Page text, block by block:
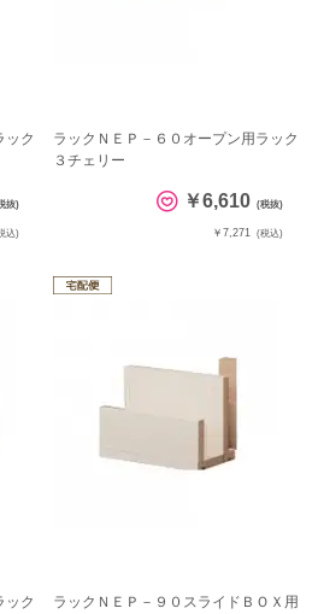
ック
抜)
込)
ラックＮＥＰ－６０オープン用ラック
３チェリー
￥6,610 (税抜)
￥7,271 (税込)
ック ラックＮＥＰ－９０スライドＢＯＸ用